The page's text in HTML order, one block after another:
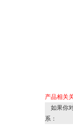
产品相关
如果你
系：